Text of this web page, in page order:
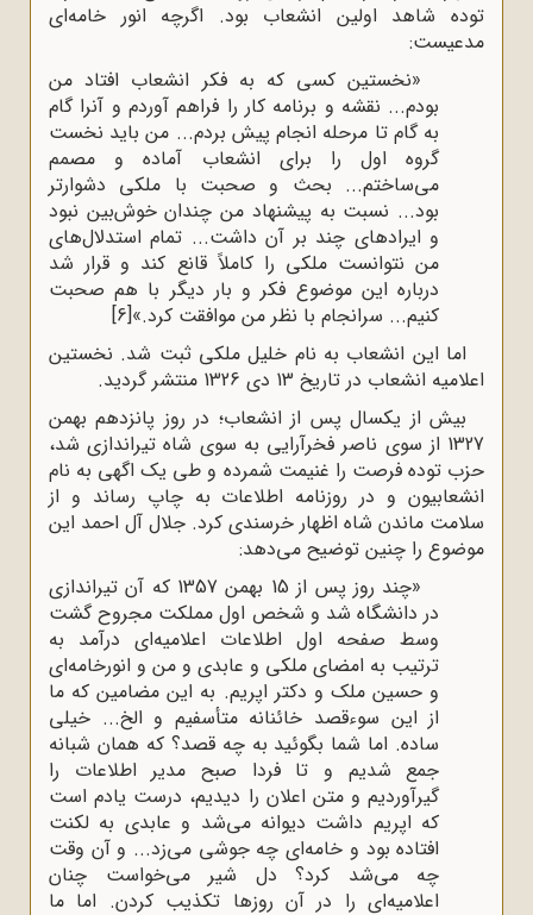
توده شاهد اولین انشعاب بود. اگرچه انور خامه‌ای
مدعیست:
«نخستین کسی که به فکر انشعاب افتاد من
بودم... نقشه و برنامه کار را فراهم آوردم و آنرا گام
به گام تا مرحله انجام پیش بردم... من باید نخست
گروه اول را برای انشعاب آماده و مصمم
می‌ساختم... بحث و صحبت با ملکی دشوارتر
بود... نسبت به پیشنهاد من چندان خوش‌بین نبود
و ایرادهای چند بر آن داشت... تمام استدلال‌های
من نتوانست ملکی را کاملاً قانع کند و قرار شد
درباره این موضوع فکر و بار دیگر با هم صحبت
کنیم... سرانجام با نظر من موافقت کرد.»[6]
اما این انشعاب به نام خلیل ملکی ثبت شد. نخستین
اعلامیه انشعاب در تاریخ 13 دی 1326 منتشر گردید.
بیش از یکسال پس از انشعاب؛ در روز پانزدهم بهمن
1327 از سوی ناصر فخرآرایی به سوی شاه تیراندازی شد،
حزب توده فرصت را غنیمت شمرده و طی یک اگهی به نام
انشعابیون و در روزنامه اطلاعات به چاپ رساند و از
سلامت ماندن شاه اظهار خرسندی کرد. جلال آل احمد این
موضوع را چنین توضیح می‌دهد:
«چند روز پس از 15 بهمن 1357 که آن تیراندازی
در دانشگاه شد و شخص اول مملکت مجروح گشت
وسط صفحه اول اطلاعات اعلامیه‌ای درآمد به
ترتیب به امضای ملکی و عابدی و من و انورخامه‌ای
و حسین ملک و دکتر اپریم. به این مضامین که ما
از این سوءقصد خائنانه متأسفیم و الخ... خیلی
ساده. اما شما بگوئید به چه قصد؟ که همان شبانه
جمع شدیم و تا فردا صبح مدیر اطلاعات را
گیرآوردیم و متن اعلان را دیدیم، درست یادم است
که اپریم داشت دیوانه می‌شد و عابدی به لکنت
افتاده بود و خامه‌ای چه جوشی می‌زد... و آن وقت
چه می‌شد کرد؟ دل شیر می‌خواست چنان
اعلامیه‌ای را در آن روزها تکذیب کردن. اما ما